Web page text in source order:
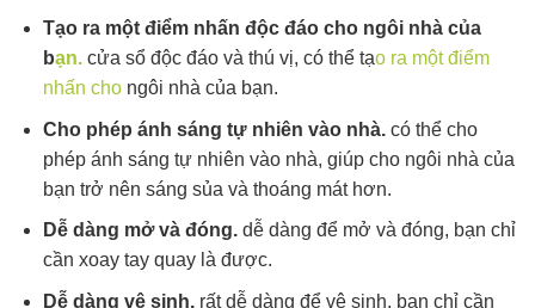
Tạo ra một điểm nhấn độc đáo cho ngôi nhà của
bạn.cửa sổ độc đáo và thú vị, có thể tạo ra một điểm
nhấn chongôi nhà của bạn.
Cho phép ánh sáng tự nhiên vào nhà.có thể cho
phép ánh sáng tự nhiên vào nhà, giúp cho ngôi nhà của
bạn trở nên sáng sủa và thoáng mát hơn.
Dễ dàng mở và đóng.dễ dàng để mở và đóng, bạn chỉ
cần xoay tay quay là được.
Dễ dàng vệ sinh.rất dễ dàng để vệ sinh, bạn chỉ cần